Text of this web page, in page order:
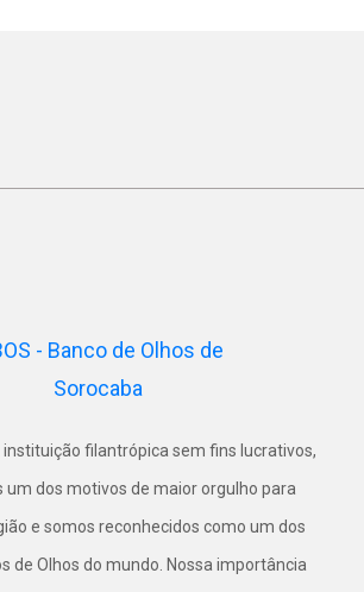
instituição filantrópica sem fins lucrativos,
um dos motivos de maior orgulho para
e somos reconhecidos como um dos
de Olhos do mundo. Nossa importância